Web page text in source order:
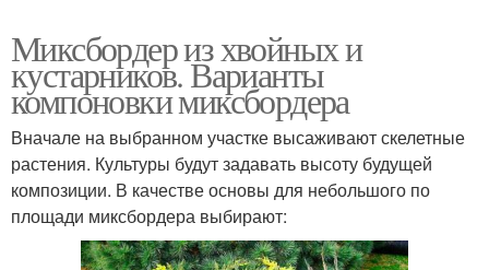
Миксбордер из хвойных и
кустарников. Варианты
компоновки миксбордера
Вначале на выбранном участке высаживают скелетные
растения. Культуры будут задавать высоту будущей
композиции. В качестве основы для небольшого по
площади миксбордера выбирают: